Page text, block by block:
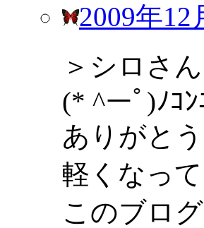
2009年12
＞シロさん
(* ^ーﾟ)ﾉｺﾝ
ありがと
軽くなっ
このブロ